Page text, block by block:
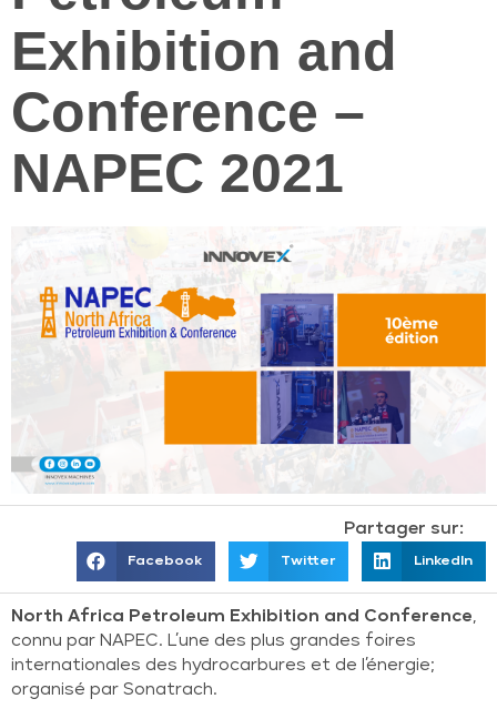
Exhibition and
Conference –
NAPEC 2021
Partager sur:
Facebook Twitter LinkedIn
North Africa Petroleum Exhibition and Conference,
connu par NAPEC. L’une des plus grandes foires
internationales des hydrocarbures et de l’énergie;
organisé par Sonatrach.